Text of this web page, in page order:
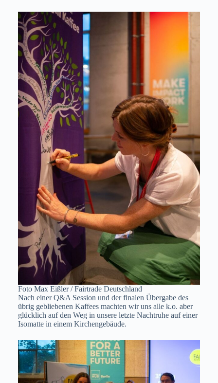
Foto Max Eißler / Fairtrade Deutschland
Nach einer Q&A Session und der finalen Übergabe des
übrig gebliebenen Kaffees machten wir uns alle k.o. aber
glücklich auf den Weg in unsere letzte Nachtruhe auf einer
Isomatte in einem Kirchengebäude.